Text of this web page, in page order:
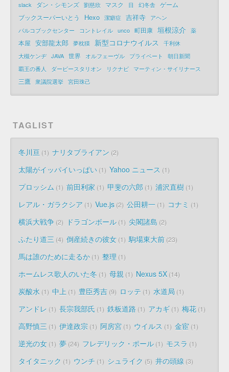
slack
ダン・シモンズ 劉慈欣 マスク 目 幻冬舎 ゲーム
ブックスーパーいとう
Hexo 潔癖症 吉祥寺
アヘン
パルコブックセンター
コントレイル unco 町田康 垣根涼介 薬
本屋 安部龍太郎 夢枕獏 新型コロナウイルス
千利休
大槻ケンヂ JAVA 世界 オルフェーヴル プライベート
朝日新聞
覇王の番人
ダービースタリオン リクナビ マーティン・サイリナース
三鷹 衆議院選挙 宮田珠己
TAGLIST
冬川亘 1 ナリタブライアン 2
太陽がイッパイいっぱい 1 Yahoo ニュース 1
プロッシム 1 前田利家 1 甲斐の六郎 1 浦沢直樹 1
レアル・ガラクシア 1 Vue.js 2 公田耕一 1 コナミ 1
横浜大戦争 2 ドラゴンボール 1 尖閣諸島 2
ふたり道三 4 倒産続きの彼女 1 駒場東大前 23
馬は誰のために走るか 1 整理 1
ホームレス歌人のいた冬 1 母親 1 Nexus 5X 14
炭酸水 1 中上 1 豊臣秀吉 9 ロッテ 1 水道局 1
アンドレ 1 長宗我部氏 1 鉄板道路 1 アカギ 1 梅花 1
高野慎三 1 伊達政宗 1 阿房宮 1 ウイルス 1 金宦 1
逆光の女 1 夢 24 フレデリック・ポール 1 モスラ 1
タイタニック 1 ウンチ 1 シュライク 5 井の頭線 3